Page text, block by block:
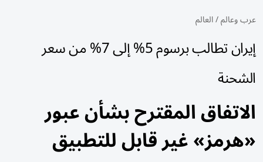
عرب وعالم/العالم
إيران تطالب برسوم 5% إلى 7% من سعر
الشحنة
الاتفاق المقترح بشأن عبور
«هرمز» غير قابل للتطبيق